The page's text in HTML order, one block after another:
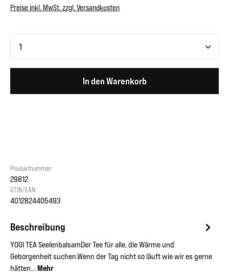
Preise inkl. MwSt. zzgl. Versandkosten
In den Warenkorb
Produktnummer:
29812
GTIN/EAN:
4012824405493
Beschreibung
YOGI TEA SeelenbalsamDer Tee für alle, die Wärme und
Geborgenheit suchen.Wenn der Tag nicht so läuft wie wir es gerne
hätten… Mehr